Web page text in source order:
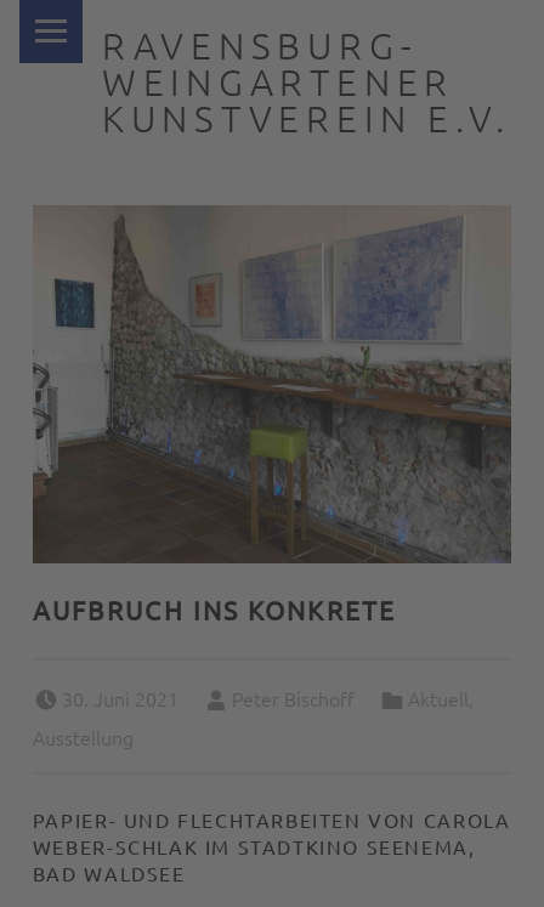
RAVENSBURG-
WEINGARTENER
KUNSTVEREIN E.V.
AUFBRUCH INS KONKRETE
30. Juni 2021 Peter Bischoff Aktuell
Ausstellung
PAPIER- UND FLECHTARBEITEN VON CAROLA
WEBER-SCHLAK IM STADTKINO SEENEMA,
BAD WALDSEE